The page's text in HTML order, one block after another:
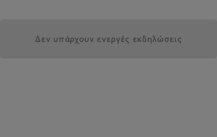
Δεν υπάρχουν ενεργές εκδηλώσεις